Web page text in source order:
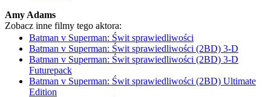
Amy Adams
Zobacz inne filmy tego aktora:
Batman v Superman: Świt sprawiedliwości
Batman v Superman: Świt sprawiedliwości (2BD) 3-D
Batman v Superman: Świt sprawiedliwości (2BD) 3-D
Futurepack
Batman v Superman: Świt sprawiedliwości (2BD) Ultimate
Edition